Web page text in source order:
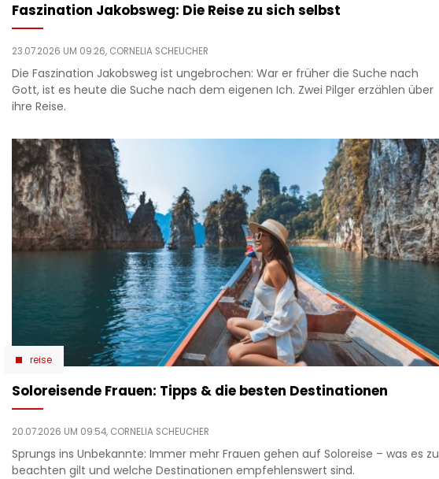
Faszination Jakobsweg: Die Reise zu sich selbst
23.07.2026 UM 09:26, CORNELIA SCHEUCHER
Die Faszination Jakobsweg ist ungebrochen: War er früher die Suche nach
Gott, ist es heute die Suche nach dem eigenen Ich. Zwei Pilger erzählen über
ihre Reise.
reise
Soloreisende Frauen: Tipps & die besten Destinationen
20.07.2026 UM 09:54, CORNELIA SCHEUCHER
Sprungs ins Unbekannte: Immer mehr Frauen gehen auf Soloreise – was es zu
beachten gilt und welche Destinationen empfehlenswert sind.